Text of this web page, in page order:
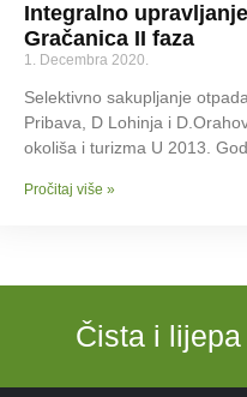
Integralno
Gračanica II faza
1. Decembra 2020.
Selektivno sakupljanje
Pribava, D Lohinja i
okoliša i turizma U 2013.
Pročitaj više »
Čista i